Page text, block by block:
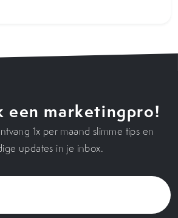
een marketingpro!
1x per maand slimme tips en
updates in je inbox.